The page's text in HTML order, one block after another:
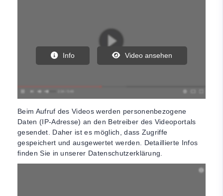
Info Video ansehen
Beim Aufruf des Videos werden personenbezogene
Daten (IP-Adresse) an den Betreiber des Videoportals
gesendet. Daher ist es möglich, dass Zugriffe
gespeichert und ausgewertet werden. Detaillierte Infos
finden Sie in unserer Datenschutzerklärung.